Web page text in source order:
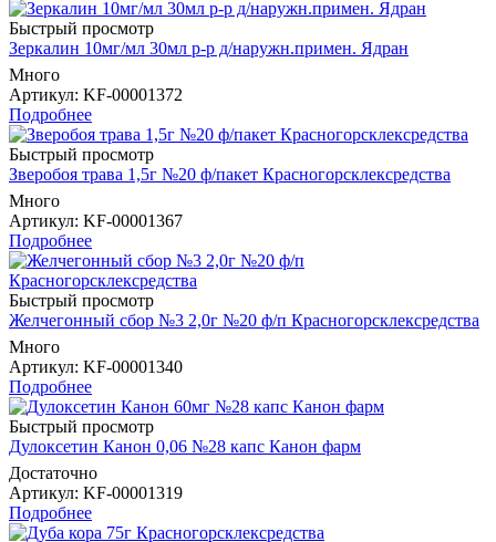
Быстрый просмотр
Зеркалин 10мг/мл 30мл р-р д/наружн.примен. Ядран
Много
Артикул: KF-00001372
Подробнее
Быстрый просмотр
Зверобоя трава 1,5г №20 ф/пакет Красногорсклексредства
Много
Артикул: KF-00001367
Подробнее
Быстрый просмотр
Желчегонный сбор №3 2,0г №20 ф/п Красногорсклексредства
Много
Артикул: KF-00001340
Подробнее
Быстрый просмотр
Дулоксетин Канон 0,06 №28 капс Канон фарм
Достаточно
Артикул: KF-00001319
Подробнее